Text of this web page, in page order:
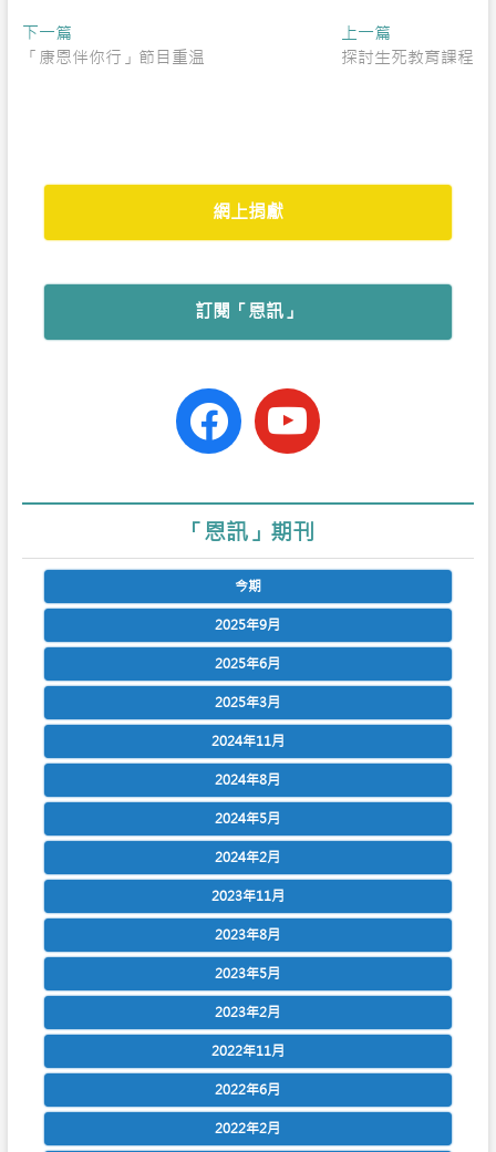
e
b
s
a
t
Post
navigation
下一篇Previous
post:
「康恩伴你行」節目重温
上一篇
post:
探討生死教育課程
網上捐獻
訂閱「恩訊」
facebook-
official
youtube
「恩訊」期刊
今期
2025年9月
2025年6月
2025年3月
2024年11月
2024年8月
2024年5月
2024年2月
2023年11月
2023年8月
2023年5月
2023年2月
2022年11月
2022年6月
2022年2月